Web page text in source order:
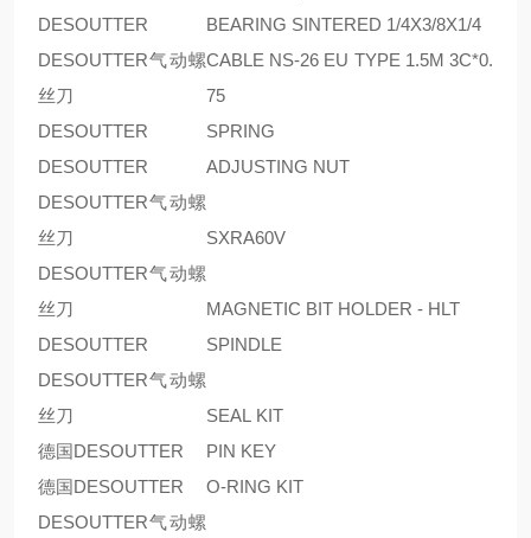
DESOUTTER
BEARING SINTERED 1/4X3/8X1/4
DESOUTTER气动螺
丝刀
CABLE NS-26 EU TYPE 1.5M 3C*0.
75
DESOUTTER
SPRING
DESOUTTER
ADJUSTING NUT
DESOUTTER气动螺
丝刀
SXRA60V
DESOUTTER气动螺
丝刀
MAGNETIC BIT HOLDER - HLT
DESOUTTER
SPINDLE
DESOUTTER气动螺
丝刀
SEAL KIT
德国DESOUTTER
PIN KEY
德国DESOUTTER
O-RING KIT
DESOUTTER气动螺